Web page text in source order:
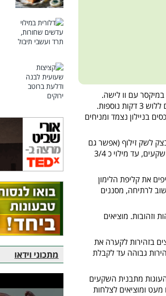
עם וו לישה.
מוסיפים בהדרגה תוך כדי לישה את רסק התפוחים, כף אחרי כף, וממשיכים ללוש 3 דקות נוספות.
בניילון נצמד ומניחים
לשק זילוף (אפשר גם
להשתמש בשקית עבה, שקוטמים לה את אחת הפינות). מזלפים לתבנית שקעים, עד מילוי כ 3/4
את קליפת הלימון
טעמים למשך 30 דקות. מביאים שוב לרתיחה, מסננים
עד שהעוגות גבוהות וזהובות. מוציאים
בזהירות לקערה את
גבוהה עד לקבלת
מתבנית השקעים
סוחטים מעט ומוציאים לצלחות
מתכוני וידאו